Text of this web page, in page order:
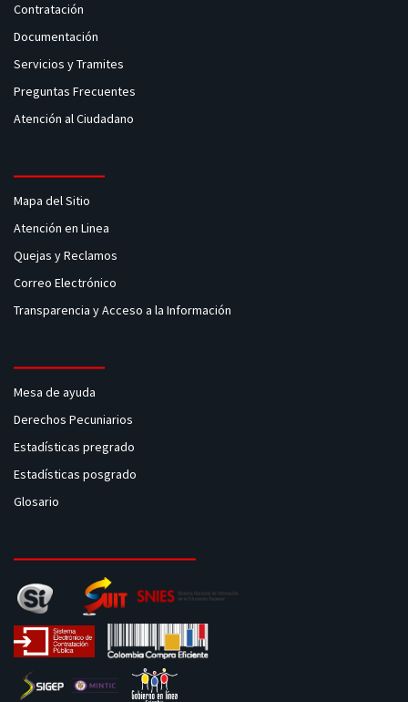
Contratación
Documentación
Servicios y Tramites
Preguntas Frecuentes
Atención al Ciudadano
Mapa del Sitio
Atención en Linea
Quejas y Reclamos
Correo Electrónico
Transparencia y Acceso a la Información
Mesa de ayuda
Derechos Pecuniarios
Estadísticas pregrado
Estadísticas posgrado
Glosario